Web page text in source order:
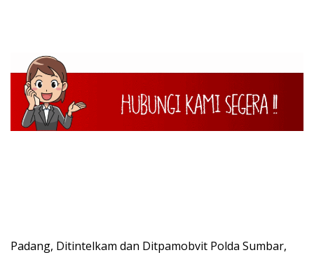
Padang, Ditintelkam dan Ditpamobvit Polda Sumbar,